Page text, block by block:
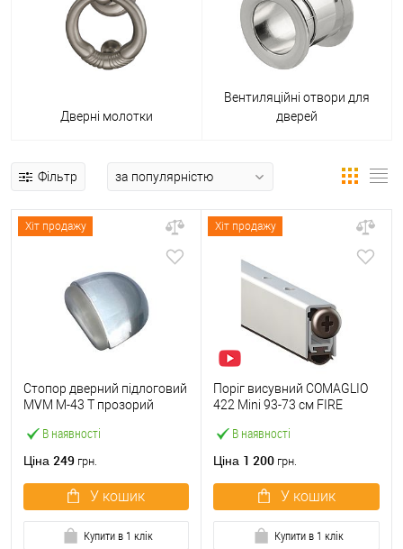
Дверні молотки
Вентиляційні отвори для
дверей
Фільтр
Хіт продажу
В наявності
Стопор дверний підлоговий
MVM M-43 T прозорий
Ціна 249 грн.
У кошик
Купити в 1 клік
Хіт продажу
В наявності
Поріг висувний COMAGLIO
422 Mini 93-73 cм FIRE
Ціна 1 200 грн.
У кошик
Купити в 1 клік